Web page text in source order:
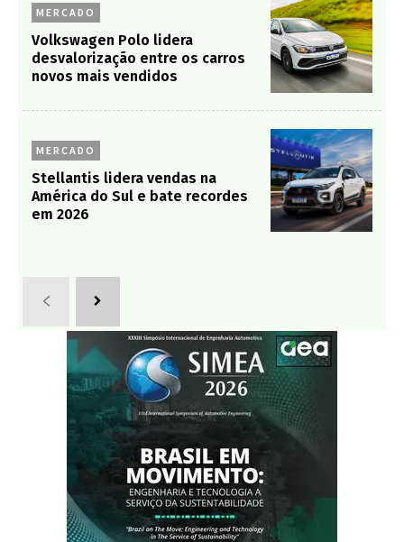
MERCADO
Volkswagen Polo lidera
desvalorização entre os carros
novos mais vendidos
MERCADO
Stellantis lidera vendas na
América do Sul e bate recordes
em 2026